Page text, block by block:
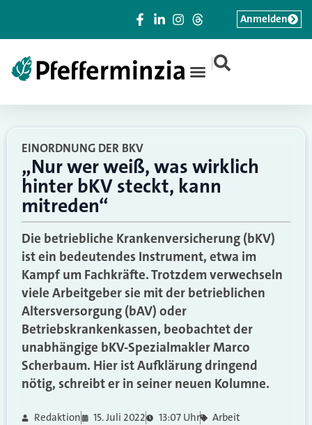
|
Anmelden
EINORDNUNG DER BKV
„Nur wer weiß, was wirklich
hinter bKV steckt, kann
mitreden“
Die betriebliche Krankenversicherung (bKV)
ist ein bedeutendes Instrument, etwa im
Kampf um Fachkräfte. Trotzdem verwechseln
viele Arbeitgeber sie mit der betrieblichen
Altersversorgung (bAV) oder
Betriebskrankenkassen, beobachtet der
unabhängige bKV-Spezialmakler Marco
Scherbaum. Hier ist Aufklärung dringend
nötig, schreibt er in seiner neuen Kolumne.
Redaktion 15. Juli 2022 13:07 Uhr Arbeit